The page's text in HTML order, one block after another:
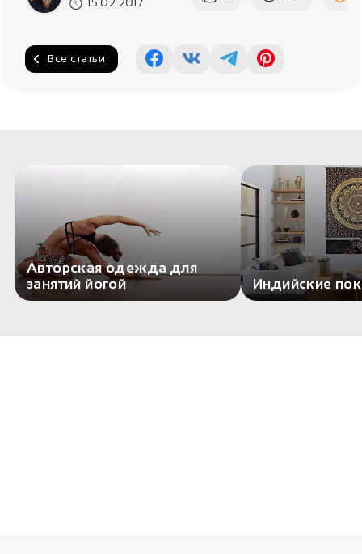
15.02.2017
Все статьи
Авторская одежда для
занятий йогой
Индийские